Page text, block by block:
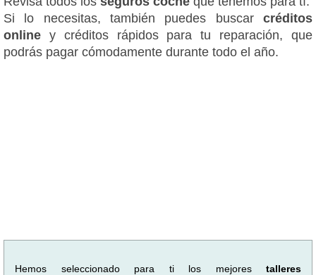
Si lo necesitas, también puedes buscar créditos
online y créditos rápidos para tu reparación, que
podrás pagar cómodamente durante todo el año.
Hemos seleccionado para ti los mejores talleres